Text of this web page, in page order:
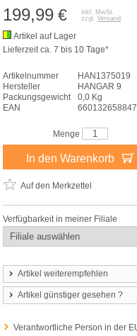
199,99 €
inkl. MwSt.
zzgl. Versand
Artikel auf Lager
Lieferzeit ca. 7 bis 10 Tage*
Artikelnummer
HAN1375019
Hersteller
HANGAR 9
Packungsgewicht
0,0 Kg
EAN
660132658847
Menge
In den Warenkorb
Auf den Merkzettel
Verfügbarkeit in meiner Filiale
Artikel weiterempfehlen
Artikel günstiger gesehen ?
Verantwortliche Person in der